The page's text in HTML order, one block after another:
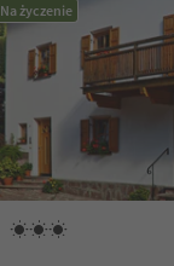
Na życzenie